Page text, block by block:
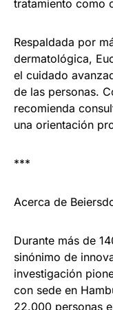
tratamiento como
Respaldada por
dermatológica,
el cuidado
de las personas.
recomienda
una orientación
***
Acerca de
Durante más de
sinónimo de
investigación
con sede en
22.000 personas